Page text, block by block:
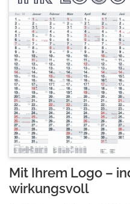
WEBDESIGN KONTAKT
Mit Ihrem Logo –
wirkungsvoll